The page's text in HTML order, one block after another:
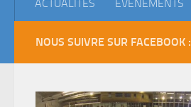
ACTUALITES EVENEMENTS
NOUS SUIVRE SUR FACEBOOK :